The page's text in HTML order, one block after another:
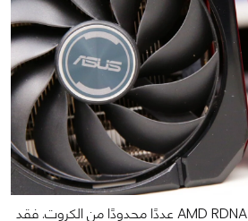
حتى الآن، تضم تشكيلة AMD RDNA 4 عددًا محدودًا من الكروت. فقد